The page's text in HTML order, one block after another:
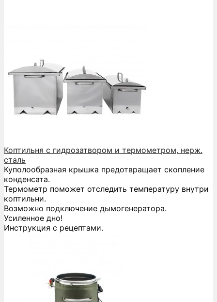
Коптильня с гидрозатвором и термометром, нерж.
сталь
Куполообразная крышка предотвращает скопление
конденсата.
Термометр поможет отследить температуру внутри
коптильни.
Возможно подключение дымогенератора.
Усиленное дно!
Инструкция с рецептами.